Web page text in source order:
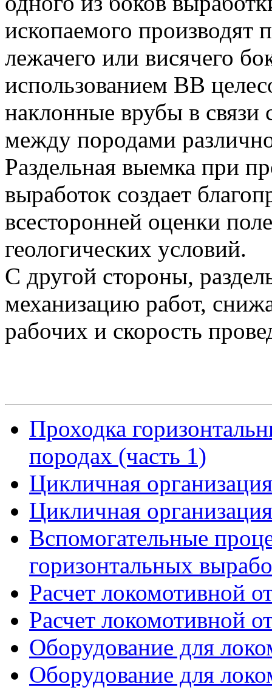
ископаемого производят
лежачего или висячего
использованием ВВ
наклонные врубы в связи
между породами
Раздельная выемка при
выработок создает
всесторонней оценки
геологических условий.
С другой стороны,
механизацию работ,
рабочих и скорость
Проходка
породах (часть 1)
Цикличная
Цикличная
Вспомогательные
горизонтальных
Расчет локомотивной
Расчет локомотивной
Оборудование для
Оборудование для